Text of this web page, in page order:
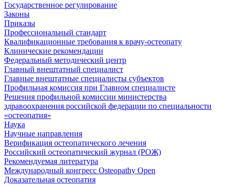
Государственное регулирование
Законы
Приказы
Профессиональный стандарт
Квалификационные требования к врачу-остеопату
Клинические рекомендации
Федеральный методический центр
Главный внештатный специалист
Главные внештатные специалисты субъектов
Профильная комиссия при Главном специалисте
Решения профильной комиссии министерства
здравоохранения российской федерации по специальности
«остеопатия»
Наука
Научные направления
Верификация остеопатического лечения
Российский остеопатический журнал (РОЖ)
Рекомендуемая литература
Международный конгресс Osteopathy Open
Доказательная остеопатия